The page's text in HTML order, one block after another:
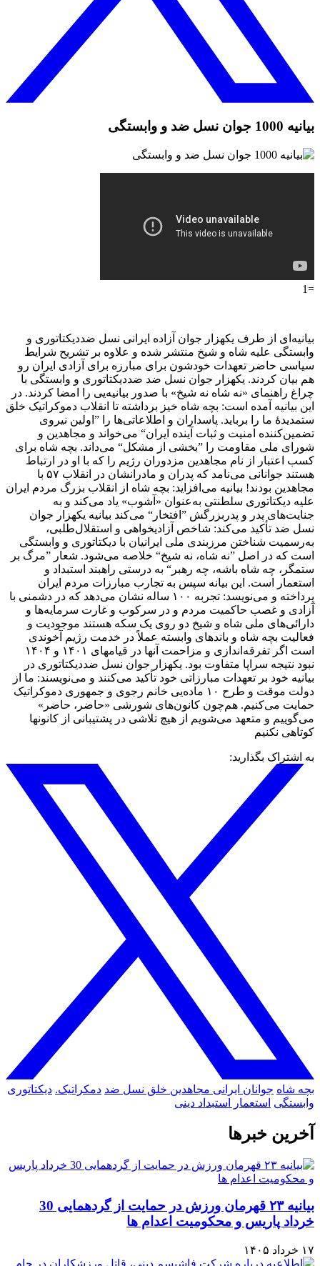
بیانیه 1000 جوان نسل ضد و وابستگی
=1
بیانیه‌ای از طرف یکهزار جوان آزاده ایرانی نسل ضددیکتاتوری و
وابستگی علیه شاه و شیخ منتشر شده و علاوه بر تشریح شرایط
سیاسی حاضر تعهدات خودشون برای مبارزه برای آزادی ایران رو
هم بیان کردند. یکهزار جوان نسل ضد ضددیکتاتوری و وابستگی با
چراغ راهنمای «نه شاه نه شیخ» با صدور بیانیه‌یی را امضا کردند. در
این بیانیه آمده است: بچه شاه خیز برداشته تا انقلاب دموکراتیک خلق
ستمدیدهٔ ما را برباید. پاسداران و اطلاعاتی‌ها را ”اولین نیروی
تضمین‌کننده امنیت و ثبات آینده ایران“ می‌خواند و مجاهدین و
شورای ملی مقاومت را ”بخشی از مشکل“ می‌داند. بچه شاه برای
کسب اعتبار از نام مجاهدین مزدوران رژیم را که با او در ارتباط
هستند جوانانی می‌نامد که پدران و مادرانشان در انقلاب ۵۷ با
مجاهدین بودند! بیانیه می‌افزاید: بچه شاه از انقلاب بزرگ مردم ایران
علیه دیکتاتوری سلطنتی به‌عنوان «آشوب» یاد می‌کند و به
جنایت‌های پدر و پدربزرگش ”افتخار“ می‌کند بیانیه یکهزار جوان
نسل ضد تأکید می‌کند: شاخص آزادیخواهی و استقلال‌طلبی،
به‌رسمیت شناختن مرزبندی ملی ایرانیان با دیکتاتوری و وابستگی
است که در اصل ”نه شاه، نه شیخ“ خلاصه می‌شود. شعار ”مرگ بر
ستمگر، چه شاه باشه، چه رهبر“ به درستی راهبند استبداد و
استعمار است. این بیانه سپس به تجارب مبارزات مردم ایران
پرداخته و می‌نویسد: تجربه ۱۰۰ ساله نشان می‌دهد که در دشمنی با
آزادی و غصب حاکمیت مردم و در سرکوب و غارت سرمایه‌ها و
دارائی‌های ملی شاه و شیخ دو روی یک سکه هستند موجودیت و
فعالیت بچه شاه و باندهای وابسته عملاً در خدمت رژیم آخوندی
است اگر تفرقه‌اندازی و مزاحمت آنها در قیامهای ۱۴۰۱ و ۱۴۰۴
نبود نتیجه سراپا متفاوت بود. یکهزار جوان نسل ضددیکتاتوری در
بیانیه خود بر تعهدات مبارزاتی خود تأکید می‌کنند و می‌نویسند: ما از
دولت موقت و طرح ۱۰ ماده‌یی خانم رجوی و جمهوری دموکراتیک
حمایت می‌کنیم. هم‌چون کانون‌های شورشی «حاضر، حاضر»
می‌گوییم و متعهد می‌شویم از هیچ تلاشی در پشتیبانی از کانونها
کوتاهی نکنیم
به اشتراک بگذارید:
بچه شاه جوانان ایرانی مجاهدین خلق نسل ضد دمکراتیک. دیکتاتوری
وابستگی استعمار استبداد دینی
آخرین خبرها
بیانیه ۲۳ قهرمان ورزش در حمایت از گردهمایی 30
خرداد پاریس و محکومیت اعدام ها
۱۷ خرداد ۱۴۰۵